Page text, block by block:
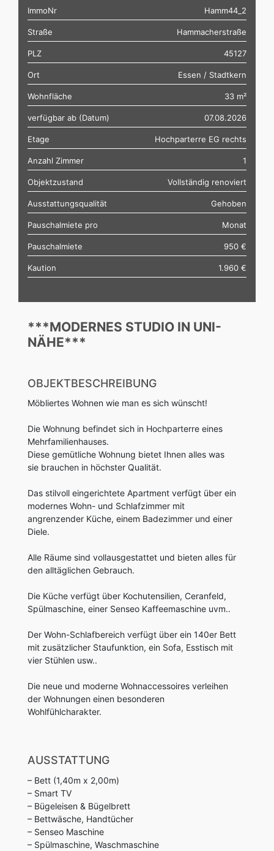
ImmoNr Hamm44_2
Straße Hammacherstraße
PLZ 45127
Ort Essen / Stadtkern
Wohnfläche 33 m²
verfügbar ab (Datum) 07.08.2026
Etage Hochparterre EG rechts
Anzahl Zimmer 1
Objektzustand Vollständig renoviert
Ausstattungsqualität Gehoben
Pauschalmiete pro Monat
Pauschalmiete 950 €
Kaution 1.960 €
***MODERNES STUDIO IN UNI-
NÄHE***
OBJEKTBESCHREIBUNG
Möbliertes Wohnen wie man es sich wünscht!
Die Wohnung befindet sich in Hochparterre eines
Mehrfamilienhauses.
Diese gemütliche Wohnung bietet Ihnen alles was
sie brauchen in höchster Qualität.
Das stilvoll eingerichtete Apartment verfügt über ein
modernes Wohn- und Schlafzimmer mit
angrenzender Küche, einem Badezimmer und einer
Diele.
Alle Räume sind vollausgestattet und bieten alles für
den alltäglichen Gebrauch.
Die Küche verfügt über Kochutensilien, Ceranfeld,
Spülmaschine, einer Senseo Kaffeemaschine uvm..
Der Wohn-Schlafbereich verfügt über ein 140er Bett
mit zusätzlicher Staufunktion, ein Sofa, Esstisch mit
vier Stühlen usw..
Die neue und moderne Wohnaccessoires verleihen
der Wohnungen einen besonderen
Wohlfühlcharakter.
AUSSTATTUNG
– Bett (1,40m x 2,00m)
– Smart TV
– Bügeleisen & Bügelbrett
– Bettwäsche, Handtücher
– Senseo Maschine
– Spülmaschine, Waschmaschine